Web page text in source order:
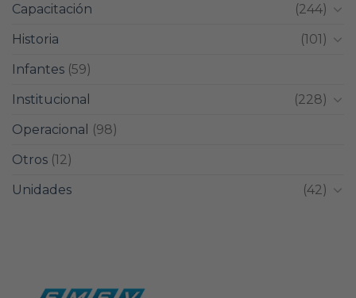
Capacitación
(244)
Historia
(101)
Infantes (59)
Institucional
(228)
Operacional
(98)
Otros (12)
Unidades
(42)